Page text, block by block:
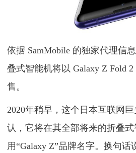
依据 SamMobile 的独家代理信
叠式智能机将以 Galaxy Z Fold
售。
2020年稍早，这个日本互联网
认，它将在其全部将来的折叠
用“Galaxy Z”品牌名字。换句